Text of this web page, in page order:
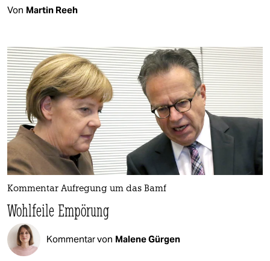
Von Martin Reeh
Kommentar Aufregung um das Bamf
Wohlfeile Empörung
Kommentar von Malene Gürgen